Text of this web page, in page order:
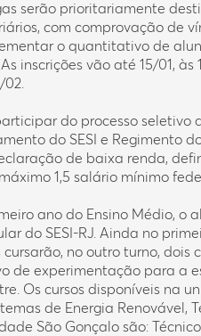
serão prioritariamente
com comprovação de
o quantitativo de
inscrições vão até 15/01,
do processo seletivo
do SESI e Regimento
de baixa renda,
1,5 salário mínimo
ano do Ensino Médio, o
do SESI-RJ. Ainda no
no outro turno, dois
de experimentação para a
Os cursos disponíveis na
de Energia Renovável,
São Gonçalo são: